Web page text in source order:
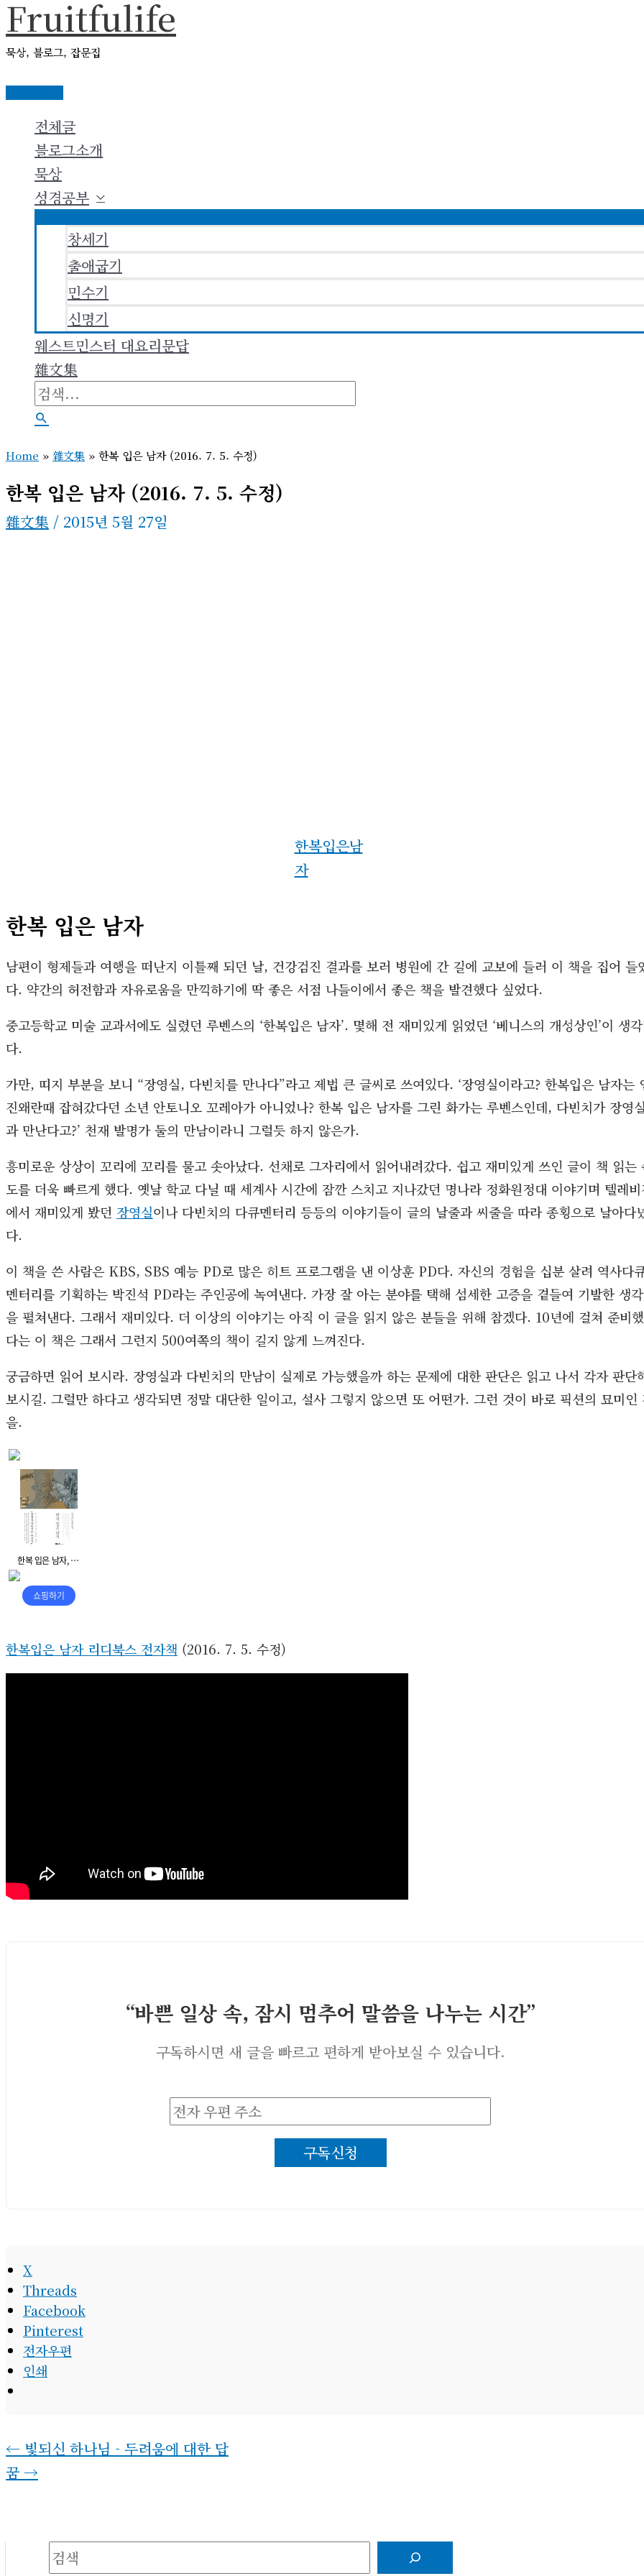
콘
텐
츠
로
Fruitfulife
묵상, 블로그, 잡문집
메
메
뉴
전체글
블로그소개
묵상
성경공부
창세기
출애굽기
민수기
신명기
웨스트민스터 대요리문답
雜文集
검
색
상
Home » 雜文集 » 한복 입은 남자 (2016. 7. 5. 수정)
한복 입은 남자 (2016. 7. 5. 수정)
雜文集 / 2015년 5월 27일
한복입은남
자
한복 입은 남자
남편이 형제들과 여행을 떠난지 이틀째 되던 날, 건강검진 결과를 보러 병원에 간 길에 교보에 들러 이 책을 집어 들
다. 약간의 허전함과 자유로움을 만끽하기에 딱 좋은 서점 나들이에서 좋은 책을 발견했다 싶었다.
중고등학교 미술 교과서에도 실렸던 루벤스의 ‘한복입은 남자’. 몇해 전 재미있게 읽었던 ‘베니스의 개성상인’이 생
다.
가만, 띠지 부분을 보니 “장영실, 다빈치를 만나다”라고 제법 큰 글씨로 쓰여있다. ‘장영실이라고? 한복입은 남자는
진왜란때 잡혀갔다던 소년 안토니오 꼬레아가 아니었나? 한복 입은 남자를 그린 화가는 루벤스인데, 다빈치가 장영
과 만난다고?’ 천재 발명가 둘의 만남이라니 그럴듯 하지 않은가.
흥미로운 상상이 꼬리에 꼬리를 물고 솟아났다. 선채로 그자리에서 읽어내려갔다. 쉽고 재미있게 쓰인 글이 책 읽는
도를 더욱 빠르게 했다. 옛날 학교 다닐 때 세계사 시간에 잠깐 스치고 지나갔던 명나라 정화원정대 이야기며 텔레
에서 재미있게 봤던 장영실이나 다빈치의 다큐멘터리 등등의 이야기들이 글의 날줄과 씨줄을 따라 종횡으로 날아다
다.
이 책을 쓴 사람은 KBS, SBS 예능 PD로 많은 히트 프로그램을 낸 이상훈 PD다. 자신의 경험을 십분 살려 역사다
멘터리를 기획하는 박진석 PD라는 주인공에 녹여낸다. 가장 잘 아는 분야를 택해 섬세한 고증을 곁들여 기발한 생각
을 펼쳐낸다. 그래서 재미있다. 더 이상의 이야기는 아직 이 글을 읽지 않은 분들을 위해 참겠다. 10년에 걸쳐 준비했
다는 이 책은 그래서 그런지 500여쪽의 책이 길지 않게 느껴진다.
궁금하면 읽어 보시라. 장영실과 다빈치의 만남이 실제로 가능했을까 하는 문제에 대한 판단은 읽고 나서 각자 판단
보시길. 그럴만 하다고 생각되면 정말 대단한 일이고, 설사 그렇지 않으면 또 어떤가. 그런 것이 바로 픽션의 묘미인
을.
한복입은 남자 리디북스 전자책 (2016. 7. 5. 수정)
“바쁜 일상 속, 잠시 멈추어 말씀을 나누는 시간”
구독하시면 새 글을 빠르고 편하게 받아보실 수 있습니다.
전
자
구독신청
X
Threads
Facebook
Pinterest
전자우편
인쇄
← 빛되신 하나님 - 두려움에 대한 답
꿈 →
검색